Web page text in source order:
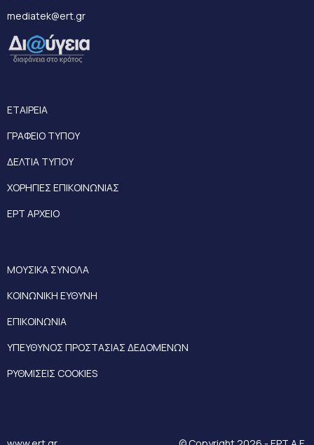
mediatek@ert.gr
ΕΤΑΙΡΕΙΑ
ΓΡΑΦΕΙΟ ΤΥΠΟΥ
ΔΕΛΤΙΑ ΤΥΠΟΥ
ΧΟΡΗΓΙΕΣ ΕΠΙΚΟΙΝΩΝΙΑΣ
ΕΡΤ ΑΡΧΕΙΟ
ΜΟΥΣΙΚΑ ΣΥΝΟΛΑ
ΚΟΙΝΩΝΙΚΗ ΕΥΘΥΝΗ
ΕΠΙΚΟΙΝΩΝΙΑ
ΥΠΕΥΘΥΝΟΣ ΠΡΟΣΤΑΣΙΑΣ ΔΕΔΟΜΕΝΩΝ
ΡΥΘΜΙΣΕΙΣ COOKIES